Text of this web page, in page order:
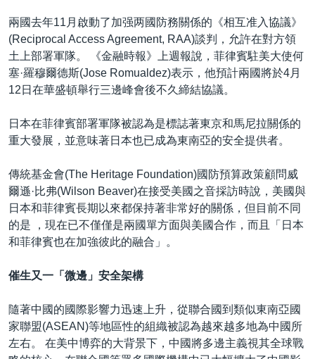
兩國去年11月啟動了加强两國防務關係的《相互准入協議》
(Reciprocal Access Agreement, RAA)談判，允許在對方領
土上部署軍隊。 《金融時報》上週報說，菲律賓駐美大使何
塞·羅穆爾德斯(Jose Romualdez)表示，他預計兩國將於4月
12日在華盛頓舉行三邊峰會後不久締結協議。
日本在菲律賓部署軍隊被認為是標誌著東京和馬尼拉關係的
重大發展，並意味著日本也已成為東南亞的安全提供者。
傳統基金會(The Heritage Foundation)國防預算政策顧問威
爾遜·比弗(Wilson Beaver)在接受美國之音採訪時說，美國與
日本和菲律賓長期以來都保持著非常好的關係，但目前不同
的是 ，現在已不僅僅是兩國單方面與美國合作，而且「日本
和菲律賓也在加強彼此的融合」。
催生又一「微邊」安全架構
隨著中國的國際影響力迅速上升，從聯合國到類似東南亞國
家聯盟(ASEAN)等地區性的組織被認為越來越多地為中國所
左右。 在美中博弈的大背景下，中國將多邊主義視其全球戰